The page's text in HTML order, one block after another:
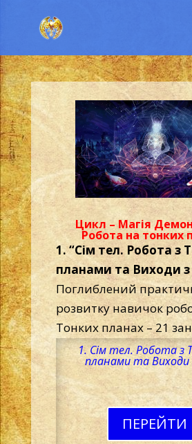
Цикл – Магія
Робота на тонких
1. “Сім тел. Робота з
планами та Виходи з
Поглиблений
розвитку навичок
Тонких планах – 21
1. Сім тел. Робота з
планами та Виходи
ПЕРЕЙТИ